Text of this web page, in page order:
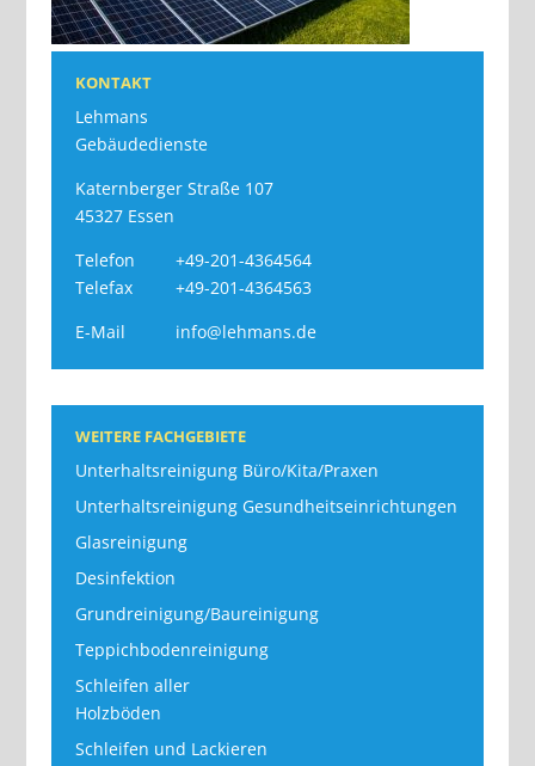
KONTAKT
Lehmans
Gebäudedienste
Katernberger Straße 107
45327 Essen
Telefon
+49-201-4364564
Telefax
+49-201-4364563
E-Mail
info@lehmans.de
WEITERE FACHGEBIETE
Unterhaltsreinigung Büro/Kita/Praxen
Unterhaltsreinigung Gesundheitseinrichtungen
Glasreinigung
Desinfektion
Grundreinigung/Baureinigung
Teppichbodenreinigung
Schleifen aller
Holzböden
Schleifen und Lackieren